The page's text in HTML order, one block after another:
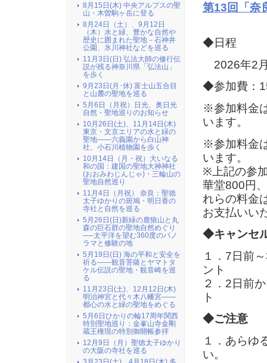
第13回「奈
◆日程
2026年2
◆参加費：
※参加料金
います。
※参加料金
います。
※上記の参
華堂800円
れらの料金
お支払いい
◆キャンセ
１．7日前
ント
２．2日前
ト
◆ご注意
１．あらゆ
い。
8月15日(木) 中央アルプスの聖
山・木曽駒ヶ岳に登る
8月24日（土）、9月12日
（木）水と緑、豊かな自然や
歴史に囲まれた聖地－石神井
公園、氷川神社などを巡る
11月3日(日) 弘法大師の修行伝
説が残る神奈川県「弘法山」
を歩く
9月23日(月･休) 富士山五合目
と山麓の聖地を巡る
5月6日（月祝）日光、奥日光
自然・聖地巡りのお知らせ
10月26日(土)、11月14日(木)
東京・文京エリアの水と緑の
聖地――六義園から白山神
社、小石川植物園を歩く
10月14日（月・祝）大いなる
和の国：建国の聖地大神神社
(おおみわじんじゃ)・三輪山の
聖地自然巡り
11月4日（月祝） 奈良：聖徳
太子ゆかりの斑鳩・明日香の
寺社と自然を巡る
5月26日(日)新緑の鹿狼山と丸
森の巨石群の聖地自然めぐり
──太平洋を望む360度のパノ
ラマと修験の地
5月19日(日) 海の平和と安全を
祈る――観音菩薩とヤマトタ
ケル伝説の聖地・観音崎を巡
る
11月23日(土)、12月12日(木)
明治神宮と代々木八幡宮――
都心の水と緑の聖地をめぐる
5月6日ひかりの輪17周年関西
特別聖地巡り：金峯山寺金剛
蔵王権現の特別御開帳参拝
12月9日（月）聖徳太子ゆかり
の大阪の寺社を巡る